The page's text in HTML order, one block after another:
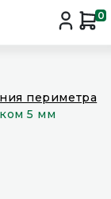
0
периметра
5 мм